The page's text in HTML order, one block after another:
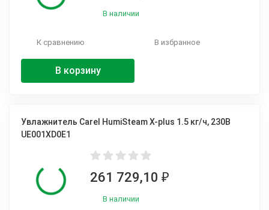
В наличии
К сравнению В избранное
В корзину
Увлажнитель Carel HumiSteam X-plus 1.5 кг/ч, 230В
UE001XD0E1
261 729,10 ₽
В наличии